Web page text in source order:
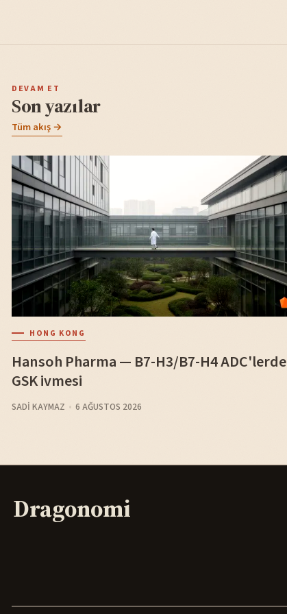
DEVAM ET
Son yazılar
Tüm akış →
HONG KONG
Hansoh Pharma — B7-H3/B7-H4 ADC'lerde
GSK ivmesi
SADI KAYMAZ 6 AĞUSTOS 2026
Dragonomi